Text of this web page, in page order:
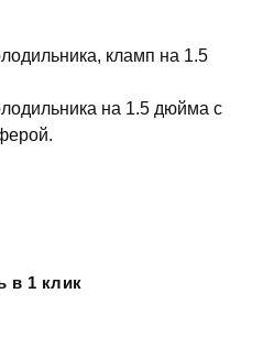
кламп на 1.5
на 1.5 дюйма с
в 1 клик